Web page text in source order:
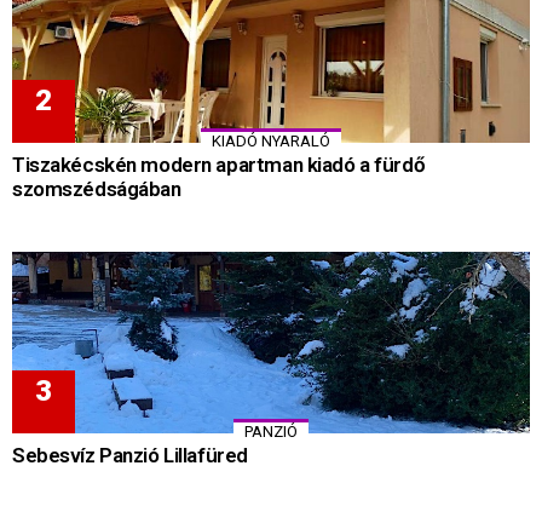
KIADÓ NYARALÓ
Tiszakécskén modern apartman kiadó a fürdő
szomszédságában
PANZIÓ
Sebesvíz Panzió Lillafüred